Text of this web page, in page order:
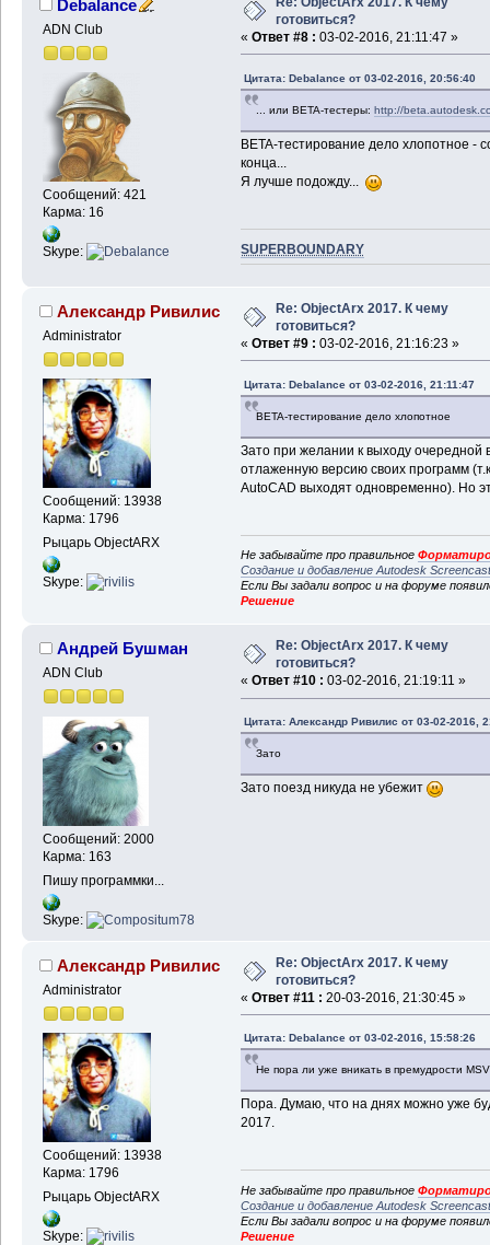
Debalance
ADN Club
Сообщений: 421
Карма: 16
Skype:
готовиться?
« Ответ #8 : 03-02-2016, 21:11:47 »
Цитата: Debalance от 03-02-2016, 20:56:40
... или BETA-тестеры: http://
BETA-тестирование дело хлопотное -
конца...
Я лучше подожду...
SUPERBOUNDARY
Александр Ривилис
Administrator
Сообщений: 13938
Карма: 1796
Рыцарь ObjectARX
Skype:
Re: ObjectArx 2017. К чему
готовиться?
« Ответ #9 : 03-02-2016, 21:16:23 »
Цитата: Debalance от 03-02-2016, 21:11:47
BETA-тестирование дело хлопотное
Зато при желании к выходу очередной
отлаженную версию своих программ
AutoCAD выходят одновременно). Но
Не забывайте про правильное
Создание и добавление Autodesk
Если Вы задали вопрос и на форуме
Решение
Андрей Бушман
ADN Club
Сообщений: 2000
Карма: 163
Пишу программки...
Skype:
Re: ObjectArx 2017. К чему
готовиться?
« Ответ #10 : 03-02-2016, 21:19:11 »
Цитата: Александр Ривилис от 03-02-2016,
Зато
Зато поезд никуда не убежит
Александр Ривилис
Administrator
Сообщений: 13938
Карма: 1796
Рыцарь ObjectARX
Skype:
Re: ObjectArx 2017. К чему
готовиться?
« Ответ #11 : 20-03-2016, 21:30:45 »
Цитата: Debalance от 03-02-2016, 15:58:26
Не пора ли уже вникать в премудрости
Пора. Думаю, что на днях можно уже
2017.
Не забывайте про правильное
Создание и добавление Autodesk
Если Вы задали вопрос и на форуме
Решение